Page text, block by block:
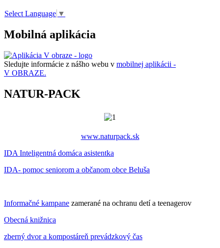
Select Language ▼
Mobilná aplikácia
Sledujte informácie z nášho webu v mobilnej aplikácii -
V OBRAZE.
NATUR-PACK
www.naturpack.sk
IDA Inteligentná domáca asistentka
IDA- pomoc seniorom a občanom obce Beluša
Informačné kampane zamerané na ochranu detí a teenagerov
Obecná knižnica
zberný dvor a kompostáreň prevádzkový čas